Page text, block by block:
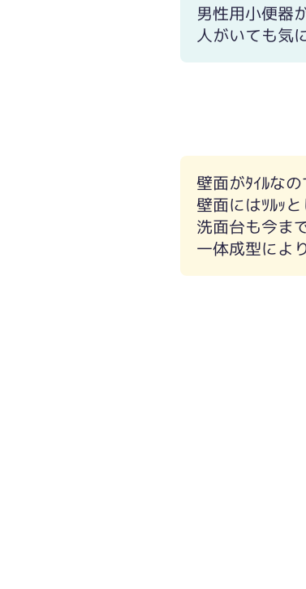
男性用小便器
人がいても気
壁面がﾀｲﾙな
壁面にはﾂﾙｯと
洗面台も今ま
一体成型によ